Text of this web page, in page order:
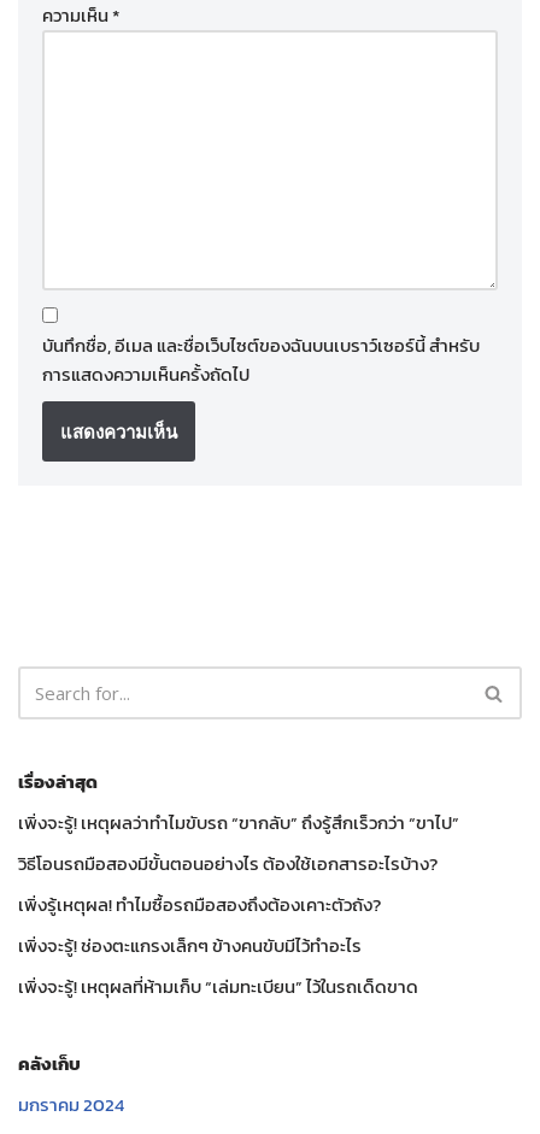
ความเห็น*
บันทึกชื่อ, อีเมล และชื่อเว็บไซต์ของฉันบนเบราว์เซอร์นี้ สำหรับ
การแสดงความเห็นครั้งถัดไป
เรื่องล่าสุด
เพิ่งจะรู้! เหตุผลว่าทำไมขับรถ “ขากลับ” ถึงรู้สึกเร็วกว่า “ขาไป”
วิธีโอนรถมือสองมีขั้นตอนอย่างไร ต้องใช้เอกสารอะไรบ้าง?
เพิ่งรู้เหตุผล! ทำไมซื้อรถมือสองถึงต้องเคาะตัวถัง?
เพิ่งจะรู้! ช่องตะแกรงเล็กๆ ข้างคนขับมีไว้ทำอะไร
เพิ่งจะรู้! เหตุผลที่ห้ามเก็บ “เล่มทะเบียน” ไว้ในรถเด็ดขาด
คลังเก็บ
มกราคม 2024